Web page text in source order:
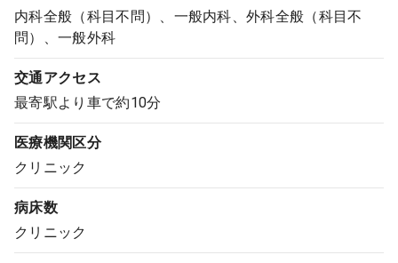
0120-337-613
クリニック開業
DtoDとは
お問合せ
採用をお考えの医療機関の方
内科全般（科目不問）、一般内科、外科全般（科目不
問）、一般外科
交通アクセス
最寄駅より車で約10分
医療機関区分
クリニック
病床数
クリニック